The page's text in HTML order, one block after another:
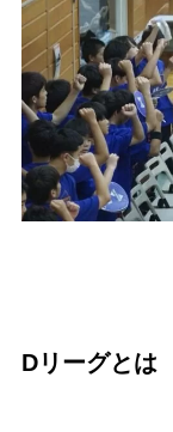
Dリーグとは